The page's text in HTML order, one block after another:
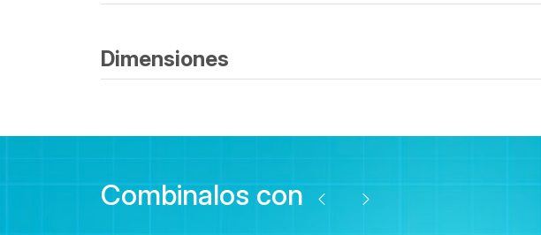
Dimensiones
Combinalos con